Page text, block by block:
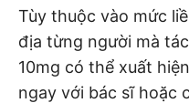
Tùy thuộc vào mức
địa từng người mà
10mg có thể xuất
ngay với bác sĩ hoặc